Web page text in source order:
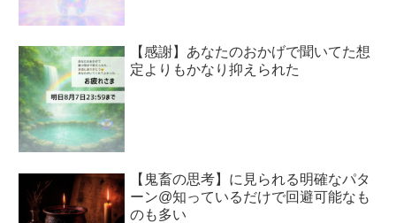
【感謝】あなたのおかげで聞いてた想
定よりもかなり抑えられた
【鬼畜の思考】に見られる明確なパタ
ーン@知っているだけで回避可能なも
のも多い